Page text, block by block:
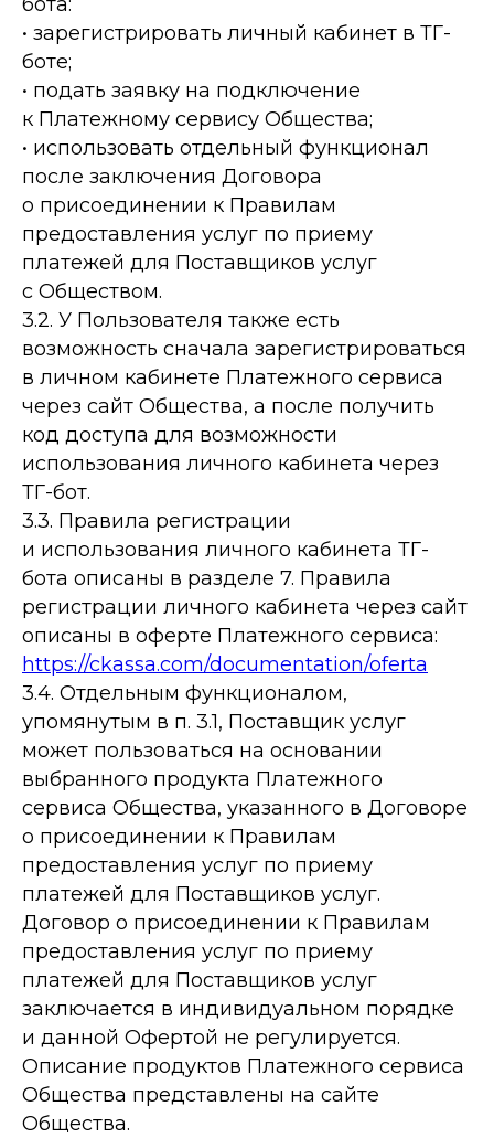
• зарегистрировать личный кабинет в ТГ-
боте;
• подать заявку на подключение
к Платежному сервису Общества;
• использовать отдельный функционал
после заключения Договора
о присоединении к Правилам
предоставления услуг по приему
платежей для Поставщиков услуг
с Обществом.
3.2. У Пользователя также есть
возможность сначала зарегистрироваться
в личном кабинете Платежного сервиса
через сайт Общества, а после получить
код доступа для возможности
использования личного кабинета через
ТГ-бот.
3.3. Правила регистрации
и использования личного кабинета ТГ-
бота описаны в разделе 7. Правила
регистрации личного кабинета через сайт
описаны в оферте Платежного сервиса:
https://ckassa.com/documentation/oferta
3.4. Отдельным функционалом,
упомянутым в п. 3.1, Поставщик услуг
может пользоваться на основании
выбранного продукта Платежного
сервиса Общества, указанного в Договоре
о присоединении к Правилам
предоставления услуг по приему
платежей для Поставщиков услуг.
Договор о присоединении к Правилам
предоставления услуг по приему
платежей для Поставщиков услуг
заключается в индивидуальном порядке
и данной Офертой не регулируется.
Описание продуктов Платежного сервиса
Общества представлены на сайте
Общества.